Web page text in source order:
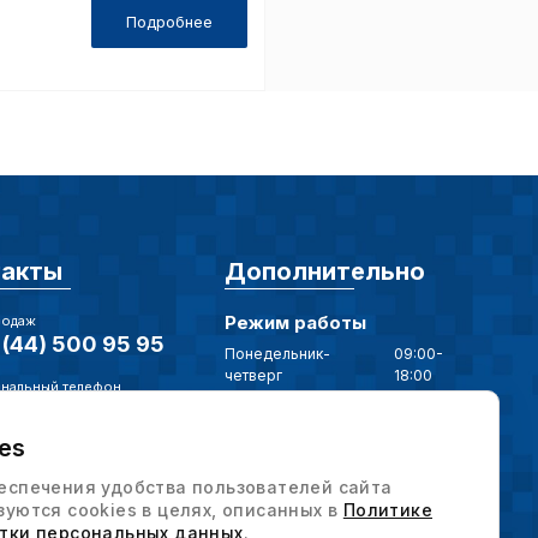
Подробнее
500 95 95
телефон
почта
/ Отдел продаж
Дополнительно
Режим работы
Понедельник-
четверг
09:00-
18:00
удобства пользователей сайта
cookies в целях, описанных в Политике
персональных данных.